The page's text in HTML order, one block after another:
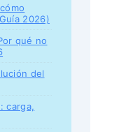
2026)
qué no
del
carga,